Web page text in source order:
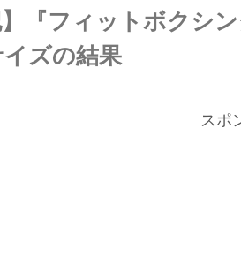
】『フィットボクシ
ズの結果
スポ